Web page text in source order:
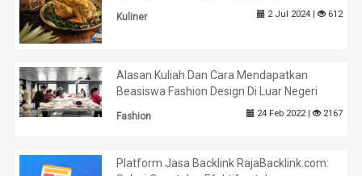
Kuliner 2 Jul 2024 | 612
Alasan Kuliah Dan Cara Mendapatkan
Beasiswa Fashion Design Di Luar Negeri
Fashion 24 Feb 2022 | 2167
Platform Jasa Backlink RajaBacklink.com: